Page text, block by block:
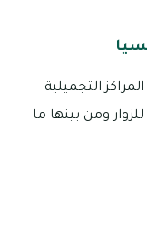
التجميلية
ومن بينها ما